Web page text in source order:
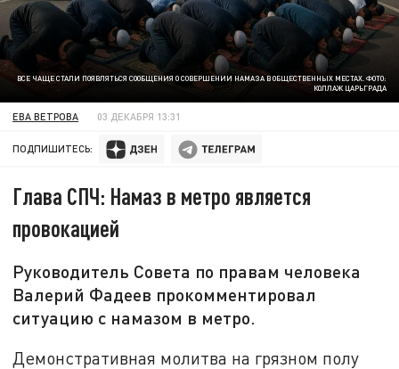
ВСЕ ЧАЩЕ СТАЛИ ПОЯВЛЯТЬСЯ СООБЩЕНИЯ О СОВЕРШЕНИИ НАМАЗА В ОБЩЕСТВЕННЫХ МЕСТАХ. ФОТО:
КОЛЛАЖ ЦАРЬГРАДА
ЕВА ВЕТРОВА 03 ДЕКАБРЯ 13:31
ПОДПИШИТЕСЬ:
Глава СПЧ: Намаз в метро является
провокацией
Руководитель Совета по правам человека
Валерий Фадеев прокомментировал
ситуацию с намазом в метро.
Демонстративная молитва на грязном полу